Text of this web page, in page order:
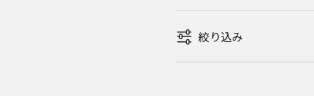
絞り込み